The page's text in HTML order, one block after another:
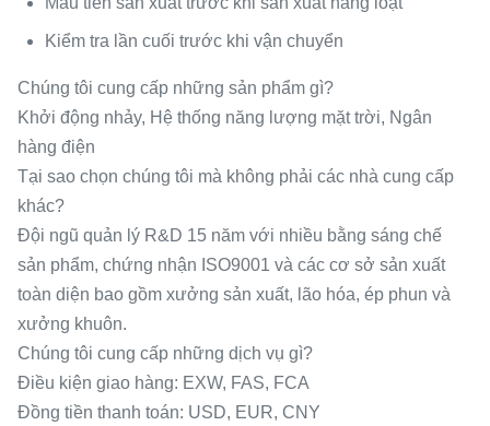
Kiểm tra lần cuối trước khi vận chuyển
Chúng tôi cung cấp những sản phẩm gì?
Khởi động nhảy, Hệ thống năng lượng mặt trời, Ngân
hàng điện
Tại sao chọn chúng tôi mà không phải các nhà cung cấp
khác?
Đội ngũ quản lý R&D 15 năm với nhiều bằng sáng chế
sản phẩm, chứng nhận ISO9001 và các cơ sở sản xuất
toàn diện bao gồm xưởng sản xuất, lão hóa, ép phun và
xưởng khuôn.
Chúng tôi cung cấp những dịch vụ gì?
Điều kiện giao hàng: EXW, FAS, FCA
Đồng tiền thanh toán: USD, EUR, CNY